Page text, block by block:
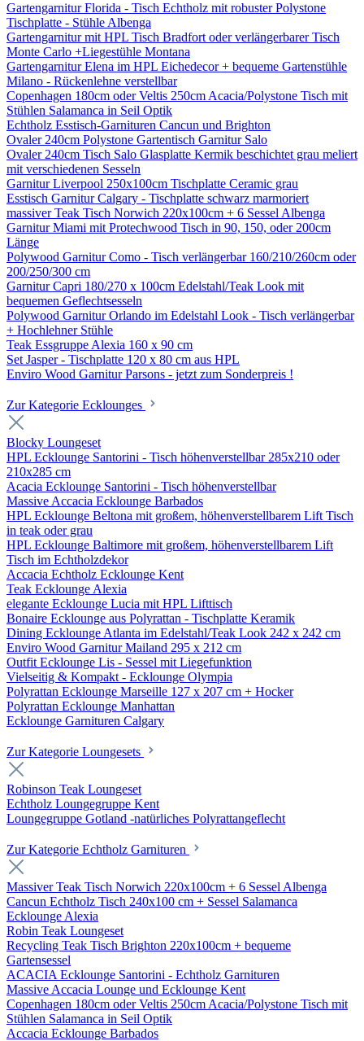
Gartengarnitur Florida - Tisch Echtholz mit robuster Polystone
Tischplatte - Stühle Albenga
Gartengarnitur mit HPL Tisch Bradfort oder verlängerbarer Tisch
Monte Carlo +Liegestühle Montana
Gartengarnitur Elena im HPL Eichedecor + bequeme Gartenstühle
Milano - Rückenlehne verstellbar
Copenhagen 180cm oder Veltis 250cm Acacia/Polystone Tisch mit
Stühlen Salamanca in Seil Optik
Echtholz Esstisch-Garnituren Cancun und Brighton
Ovaler 240cm Polystone Gartentisch Garnitur Salo
Ovaler 240cm Tisch Salo Glasplatte Kermik beschichtet grau meliert
mit verschiedenen Sesseln
Garnitur Liverpool 250x100cm Tischplatte Ceramic grau
Esstisch Garnitur Calgary - Tischplatte schwarz marmoriert
massiver Teak Tisch Norwich 220x100cm + 6 Sessel Albenga
Garnitur Miami mit Protechwood Tisch in 90, 150, oder 200cm
Länge
Polywood Garnitur Como - Tisch verlängerbar 160/210/260cm oder
200/250/300 cm
Garnitur Capri 180/270 x 100cm Edelstahl/Teak Look mit
bequemen Geflechtsesseln
Polywood Garnitur Orlando im Edelstahl Look - Tisch verlängerbar
+ Hochlehner Stühle
Teak Essgruppe Alexia 160 x 90 cm
Set Jasper - Tischplatte 120 x 80 cm aus HPL
Enviro Wood Garnitur Parsons - jetzt zum Sonderpreis !
Zur Kategorie Ecklounges
Blocky Loungeset
HPL Ecklounge Santorini - Tisch höhenverstellbar 285x210 oder
210x285 cm
Acacia Ecklounge Santorini - Tisch höhenverstellbar
Massive Accacia Ecklounge Barbados
HPL Ecklounge Beltona mit großem, höhenverstellbarem Lift Tisch
in teak oder grau
HPL Ecklounge Baltimore mit großem, höhenverstellbarem Lift
Tisch im Echtholzdekor
Accacia Echtholz Ecklounge Kent
Teak Ecklounge Alexia
elegante Ecklounge Lucia mit HPL Lifttisch
Bonaire Ecklounge aus Polyrattan - Tischplatte Keramik
Dining Ecklounge Atlanta im Edelstahl/Teak Look 242 x 242 cm
Enviro Wood Garnitur Mailand 295 x 212 cm
Outfit Ecklounge Lis - Sessel mit Liegefunktion
Vielseitig & Kompakt - Ecklounge Olympia
Polyrattan Ecklounge Marseille 127 x 207 cm + Hocker
Polyrattan Ecklounge Manhattan
Ecklounge Garnituren Calgary
Zur Kategorie Loungesets
Robinson Teak Loungeset
Echtholz Loungegruppe Kent
Loungegruppe Gotland -natürliches Polyrattangeflecht
Zur Kategorie Echtholz Garnituren
Massiver Teak Tisch Norwich 220x100cm + 6 Sessel Albenga
Cancun Echtholz Tisch 240x100 cm + Sessel Salamanca
Ecklounge Alexia
Robin Teak Loungeset
Recycling Teak Tisch Brighton 220x100cm + bequeme
Gartensessel
ACACIA Ecklounge Santorini - Echtholz Garnituren
Massive Accacia Lounge und Ecklounge Kent
Copenhagen 180cm oder Veltis 250cm Acacia/Polystone Tisch mit
Stühlen Salamanca in Seil Optik
Accacia Ecklounge Barbados